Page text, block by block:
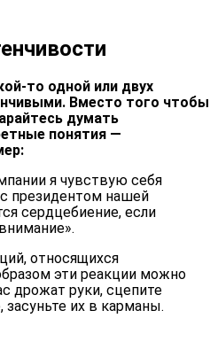
то одной или двух
Вместо того чтобы
думать
понятия —
я чувствую себя
президентом нашей
сердцебиение, если
относящихся
эти реакции можно
дрожат руки, сцепите
засуньте их в карманы.